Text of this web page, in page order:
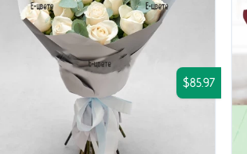
$85.97